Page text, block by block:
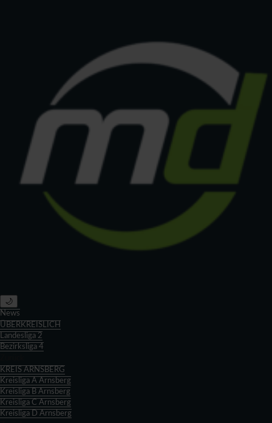
🌙
News
ÜBERKREISLICH
Landesliga 2
Bezirksliga 4
KREIS ARNSBERG
Kreisliga A Arnsberg
Kreisliga B Arnsberg
Kreisliga C Arnsberg
Kreisliga D Arnsberg